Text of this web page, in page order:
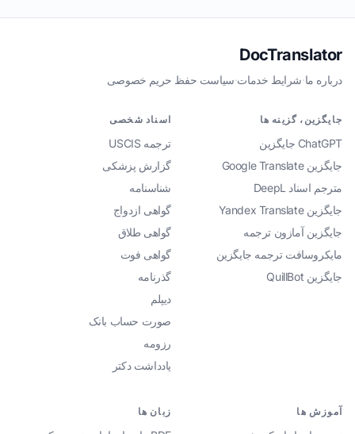
DocTranslator
درباره ما·شرایط خدمات·سیاست حفظ حریم خصوصی
جایگزین، گزینه ها
ChatGPT جایگزین
جایگزین Google Translate
مترجم اسناد DeepL
جایگزین Yandex Translate
جایگزین آمازون ترجمه
مایکروسافت ترجمه جایگزین
جایگزین QuillBot
اسناد شخصی
ترجمه USCIS
گزارش پزشکی
شناسنامه
گواهی ازدواج
گواهی طلاق
گواهی فوت
گذرنامه
دیپلم
صورت حساب بانک
رزومه
یادداشت دکتر
آموزش ها زبان ها